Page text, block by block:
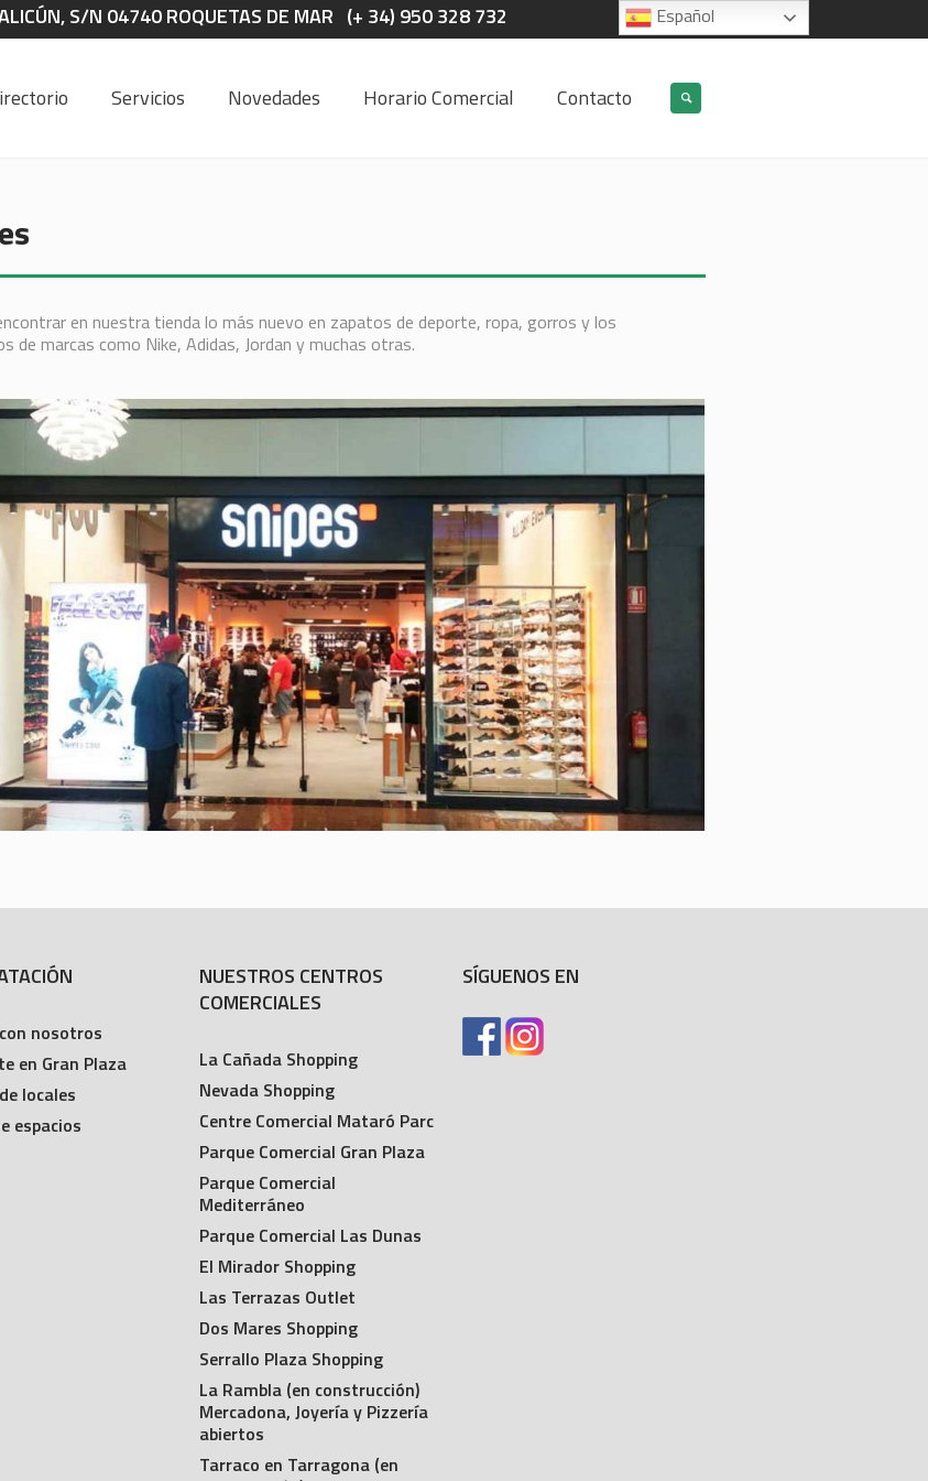
S/N 04740 ROQUETAS DE MAR (+ 34) 950 328 732
Servicios Novedades Horario Comercial Contacto
en nuestra tienda lo más nuevo en zapatos de deporte, ropa, gorros y los
de marcas como Nike, Adidas, Jordan y muchas otras.
nosotros
en Gran Plaza
locales
espacios
NUESTROS CENTROS
COMERCIALES
La Cañada Shopping
Nevada Shopping
Centre Comercial Mataró Parc
Parque Comercial Gran Plaza
Parque Comercial
Mediterráneo
Parque Comercial Las Dunas
El Mirador Shopping
Las Terrazas Outlet
Dos Mares Shopping
Serrallo Plaza Shopping
La Rambla (en construcción)
Mercadona, Joyería y Pizzería
abiertos
Tarraco en Tarragona (en
SÍGUENOS EN
Español